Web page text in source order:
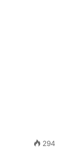
294